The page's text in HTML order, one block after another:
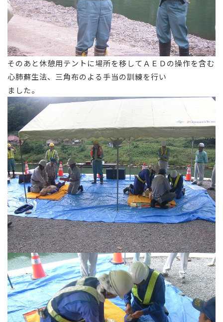
そのあと休憩用テントに場所を移してＡＥＤの操作を含む
心肺蘇生法、三角布のよる手当の訓練を行い
ました。